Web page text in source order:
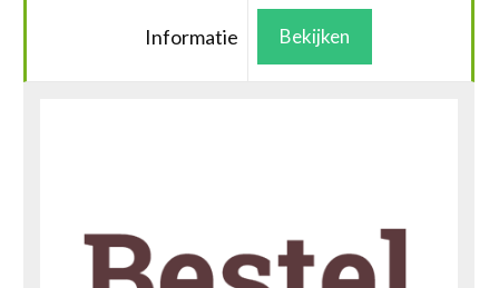
Informatie Bekijken